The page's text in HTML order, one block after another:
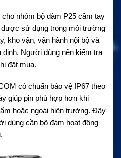
nhóm bộ đàm P25 cầm tay
sử dụng trong môi trường
kho vận, vận hành nội bộ và
Người dùng nên kiểm tra
đặt mua.
có chuẩn bảo vệ IP67 theo
giúp pin phù hợp hơn khi
hoặc ngoài hiện trường. Đây
dùng cần bộ đàm hoạt động